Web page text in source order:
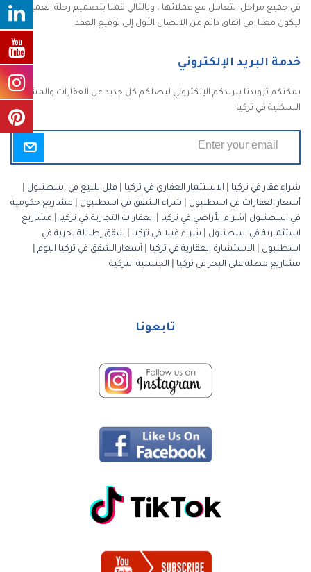
في جميع مراحل التعامل مع عملائها ، وبالتالي قمنا بتصميم رحلة العميل
ليكون معنا في اتفاق دائم من الاتصال الأول إلى توقيع العقد
خدمة البريد الإلكتروني
يمكنكم تزويدنا ببريدكم الإلكتروني ليصلكم كل جديد عن العقارات والمشاريع
السكنية في تركيا
شراء عقار في تركيا الاستثمار العقاري في تركيا فلل للبيع في اسطنبول
أسعار العقارات في اسطنبول
شراء الشقق في اسطنبول
مشاريع حكومية
في اسطنبول
شراء الأراضي في تركيا العقارات التجارية في تركيا
مشاريع
استثمارية في اسطنبول
شراء فيلا في تركيا
شقق إطلالة بحرية في
اسطنبول
الاستشارة العقارية في تركيا أسعار الشقق في تركيا اليوم
مشاريع مطلة على البحر في تركيا
الجنسية التركية
تابعونا